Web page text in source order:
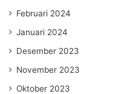
Februari 2024
Januari 2024
Desember 2023
November 2023
Oktober 2023